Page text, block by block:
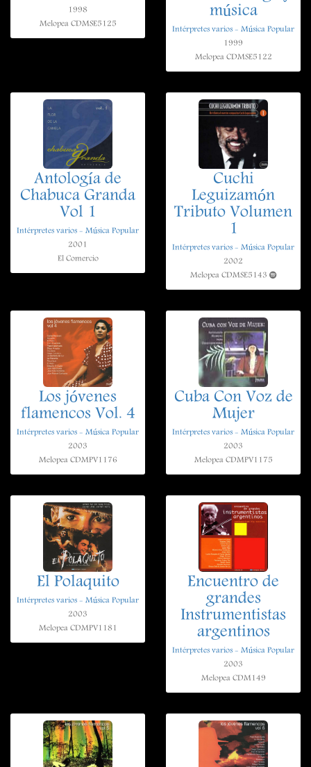
1998
Melopea CDMSE5125
música
Intérpretes varios - Música Popular
1999
Melopea CDMSE5122
Antología de
Chabuca Granda
Vol 1
Intérpretes varios - Música Popular
2001
El Comercio
Cuchi
Leguizamón
Tributo Volumen
1
Intérpretes varios - Música Popular
2002
Melopea CDMSE5143
Los jóvenes
flamencos Vol. 4
Intérpretes varios - Música Popular
2003
Melopea CDMPV1176
Cuba Con Voz de
Mujer
Intérpretes varios - Música Popular
2003
Melopea CDMPV1175
El Polaquito
Intérpretes varios - Música Popular
2003
Melopea CDMPV1181
Encuentro de
grandes
Instrumentistas
argentinos
Intérpretes varios - Música Popular
2003
Melopea CDM149